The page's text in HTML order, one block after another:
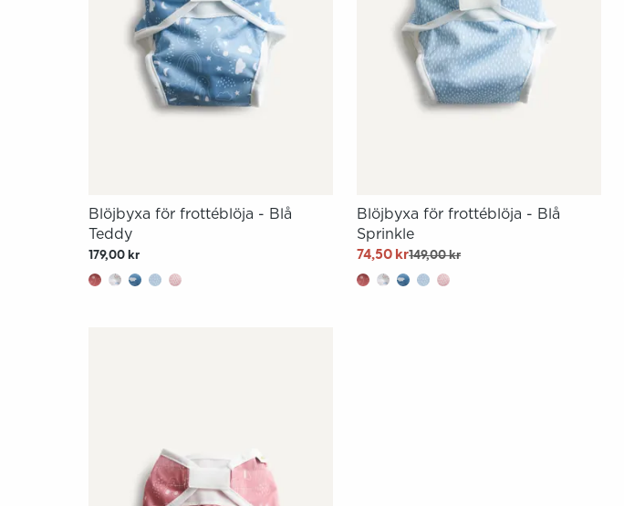
Blöjbyxa för frottéblöja - Blå
Teddy
179,00 kr
Blöjbyxa för frottéblöja - Blå
Sprinkle
74,50 kr149,00 kr